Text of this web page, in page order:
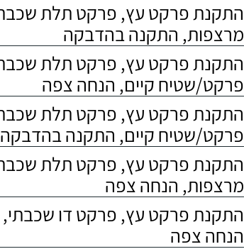
התקנת פרקט עץ, פרקט תלת
מרצפות, התקנה בהדבקה
התקנת פרקט עץ, פרקט תלת
פרקט/שטיח קיים, הנחה צפה
התקנת פרקט עץ, פרקט תלת
פרקט/שטיח קיים, התקנה בהדבקה
התקנת פרקט עץ, פרקט תלת
מרצפות, הנחה צפה
התקנת פרקט עץ, פרקט דו שכבתי,
הנחה צפה